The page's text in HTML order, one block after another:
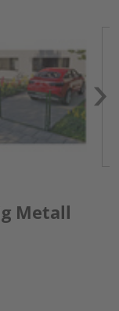
Metall